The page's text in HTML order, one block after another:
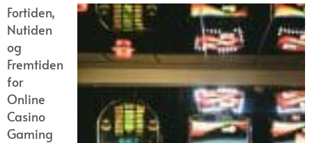
Fortiden,
Nutiden
og
Fremtiden
for
Online
Casino
Gaming